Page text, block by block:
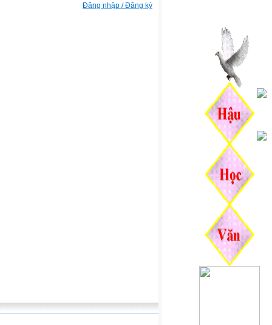
Đăng nhập / Đăng ký